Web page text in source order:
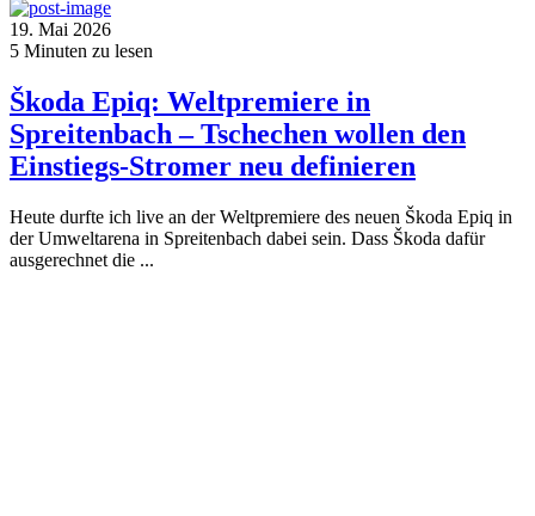
19. Mai 2026
5 Minuten zu lesen
Škoda Epiq: Weltpremiere in
Spreitenbach – Tschechen wollen den
Einstiegs-Stromer neu definieren
Heute durfte ich live an der Weltpremiere des neuen Škoda Epiq in
der Umweltarena in Spreitenbach dabei sein. Dass Škoda dafür
ausgerechnet die ...